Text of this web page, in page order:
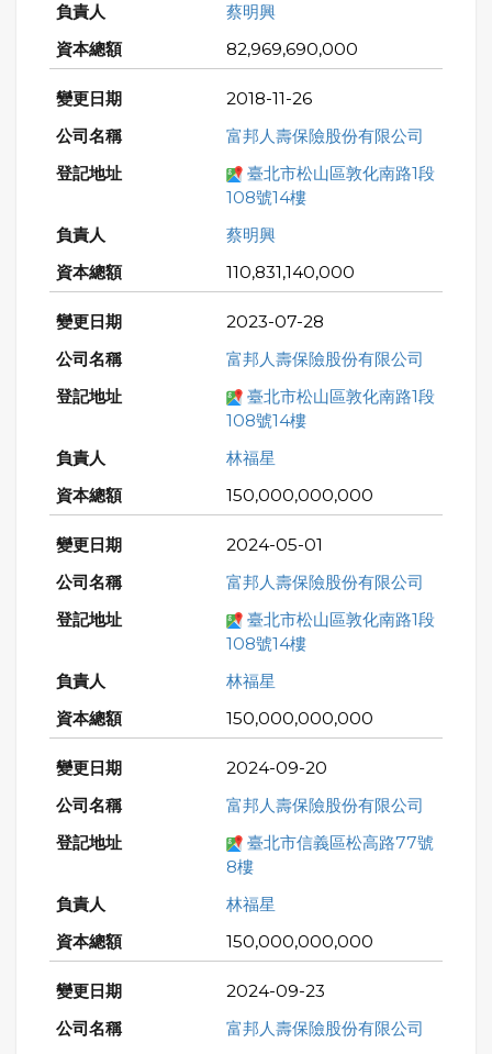
蔡明興
82,969,690,000
2018-11-26
富邦人壽保險股份有限公司
臺北市松山區敦化南路1段
108號14樓
蔡明興
110,831,140,000
2023-07-28
富邦人壽保險股份有限公司
臺北市松山區敦化南路1段
108號14樓
林福星
150,000,000,000
2024-05-01
富邦人壽保險股份有限公司
臺北市松山區敦化南路1段
108號14樓
林福星
150,000,000,000
2024-09-20
富邦人壽保險股份有限公司
臺北市信義區松高路77號
8樓
林福星
150,000,000,000
2024-09-23
富邦人壽保險股份有限公司